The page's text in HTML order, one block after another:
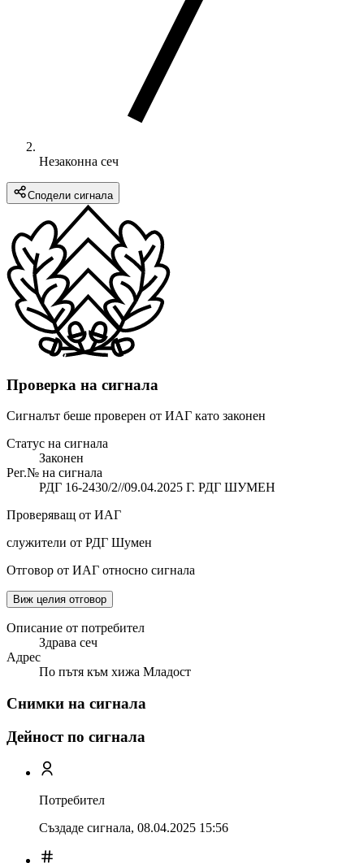
Незаконна сеч
Сподели сигнала
Проверка на сигнала
Сигналът беше проверен от ИАГ като законен
Статус на сигнала
Законен
Рег.№ на сигнала
РДГ 16-2430/2//09.04.2025 Г. РДГ ШУМЕН
Проверяващ от ИАГ
служители от РДГ Шумен
Отговор от ИАГ относно сигнала
Виж целия отговор
Описание от потребител
Здрава сеч
Адрес
По пътя към хижа Младост
Снимки на сигнала
Дейност по сигнала
Потребител
Създаде сигнала, 08.04.2025 15:56